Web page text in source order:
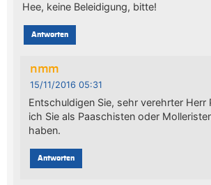
Hee, keine Beleidigung, bitte!
Antworten
nmm
15/11/2016 05:31
Entschuldigen Sie, sehr verehrter Herr
ich Sie als Paaschisten oder
haben.
Antworten